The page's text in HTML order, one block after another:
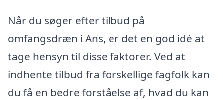
Når du søger efter tilbud på
omfangsdræn i Ans, er det en god idé at
tage hensyn til disse faktorer. Ved at
indhente tilbud fra forskellige fagfolk kan
du få en bedre forståelse af, hvad du kan